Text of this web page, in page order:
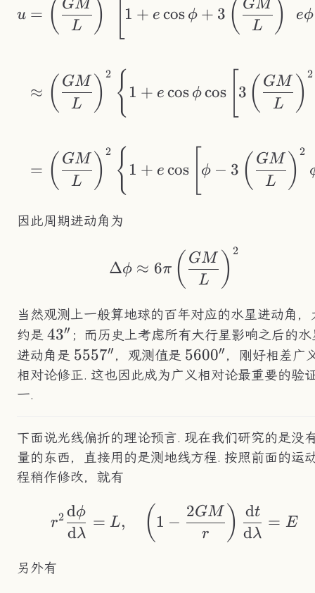
u = ( L
GM ) 1 + e cos ϕ + 3 ( L
GM ) eϕ
≈ ( L
GM )
2 { 1 + e cos ϕcos 3 ( L
GM )
2
= ( L
GM )
2 { 1 + e cos ϕ − 3 ( L
GM )
2
因此周期进动角为
\Delta\phi
Δϕ ≈ 6π ( L
GM )
2
当然观测上一般算地球的百年对应的水星进动角，
约是 43''
43′′ ；而历史上考虑所有大行星影响之后的水
进动角是 5557''
5557′′ ，观测值是 5600''
5600′′ ，刚好相差广
相对论修正. 这也因此成为广义相对论最重要的验
一.
下面说光线偏折的理论预言. 现在我们研究的是没
量的东西，直接用的是测地线方程. 按照前面的运
程稍作修改，就有
r2
dλ
dϕ
= L, ( 1 −
r
2GM ) dλ
dt
= E
另外有